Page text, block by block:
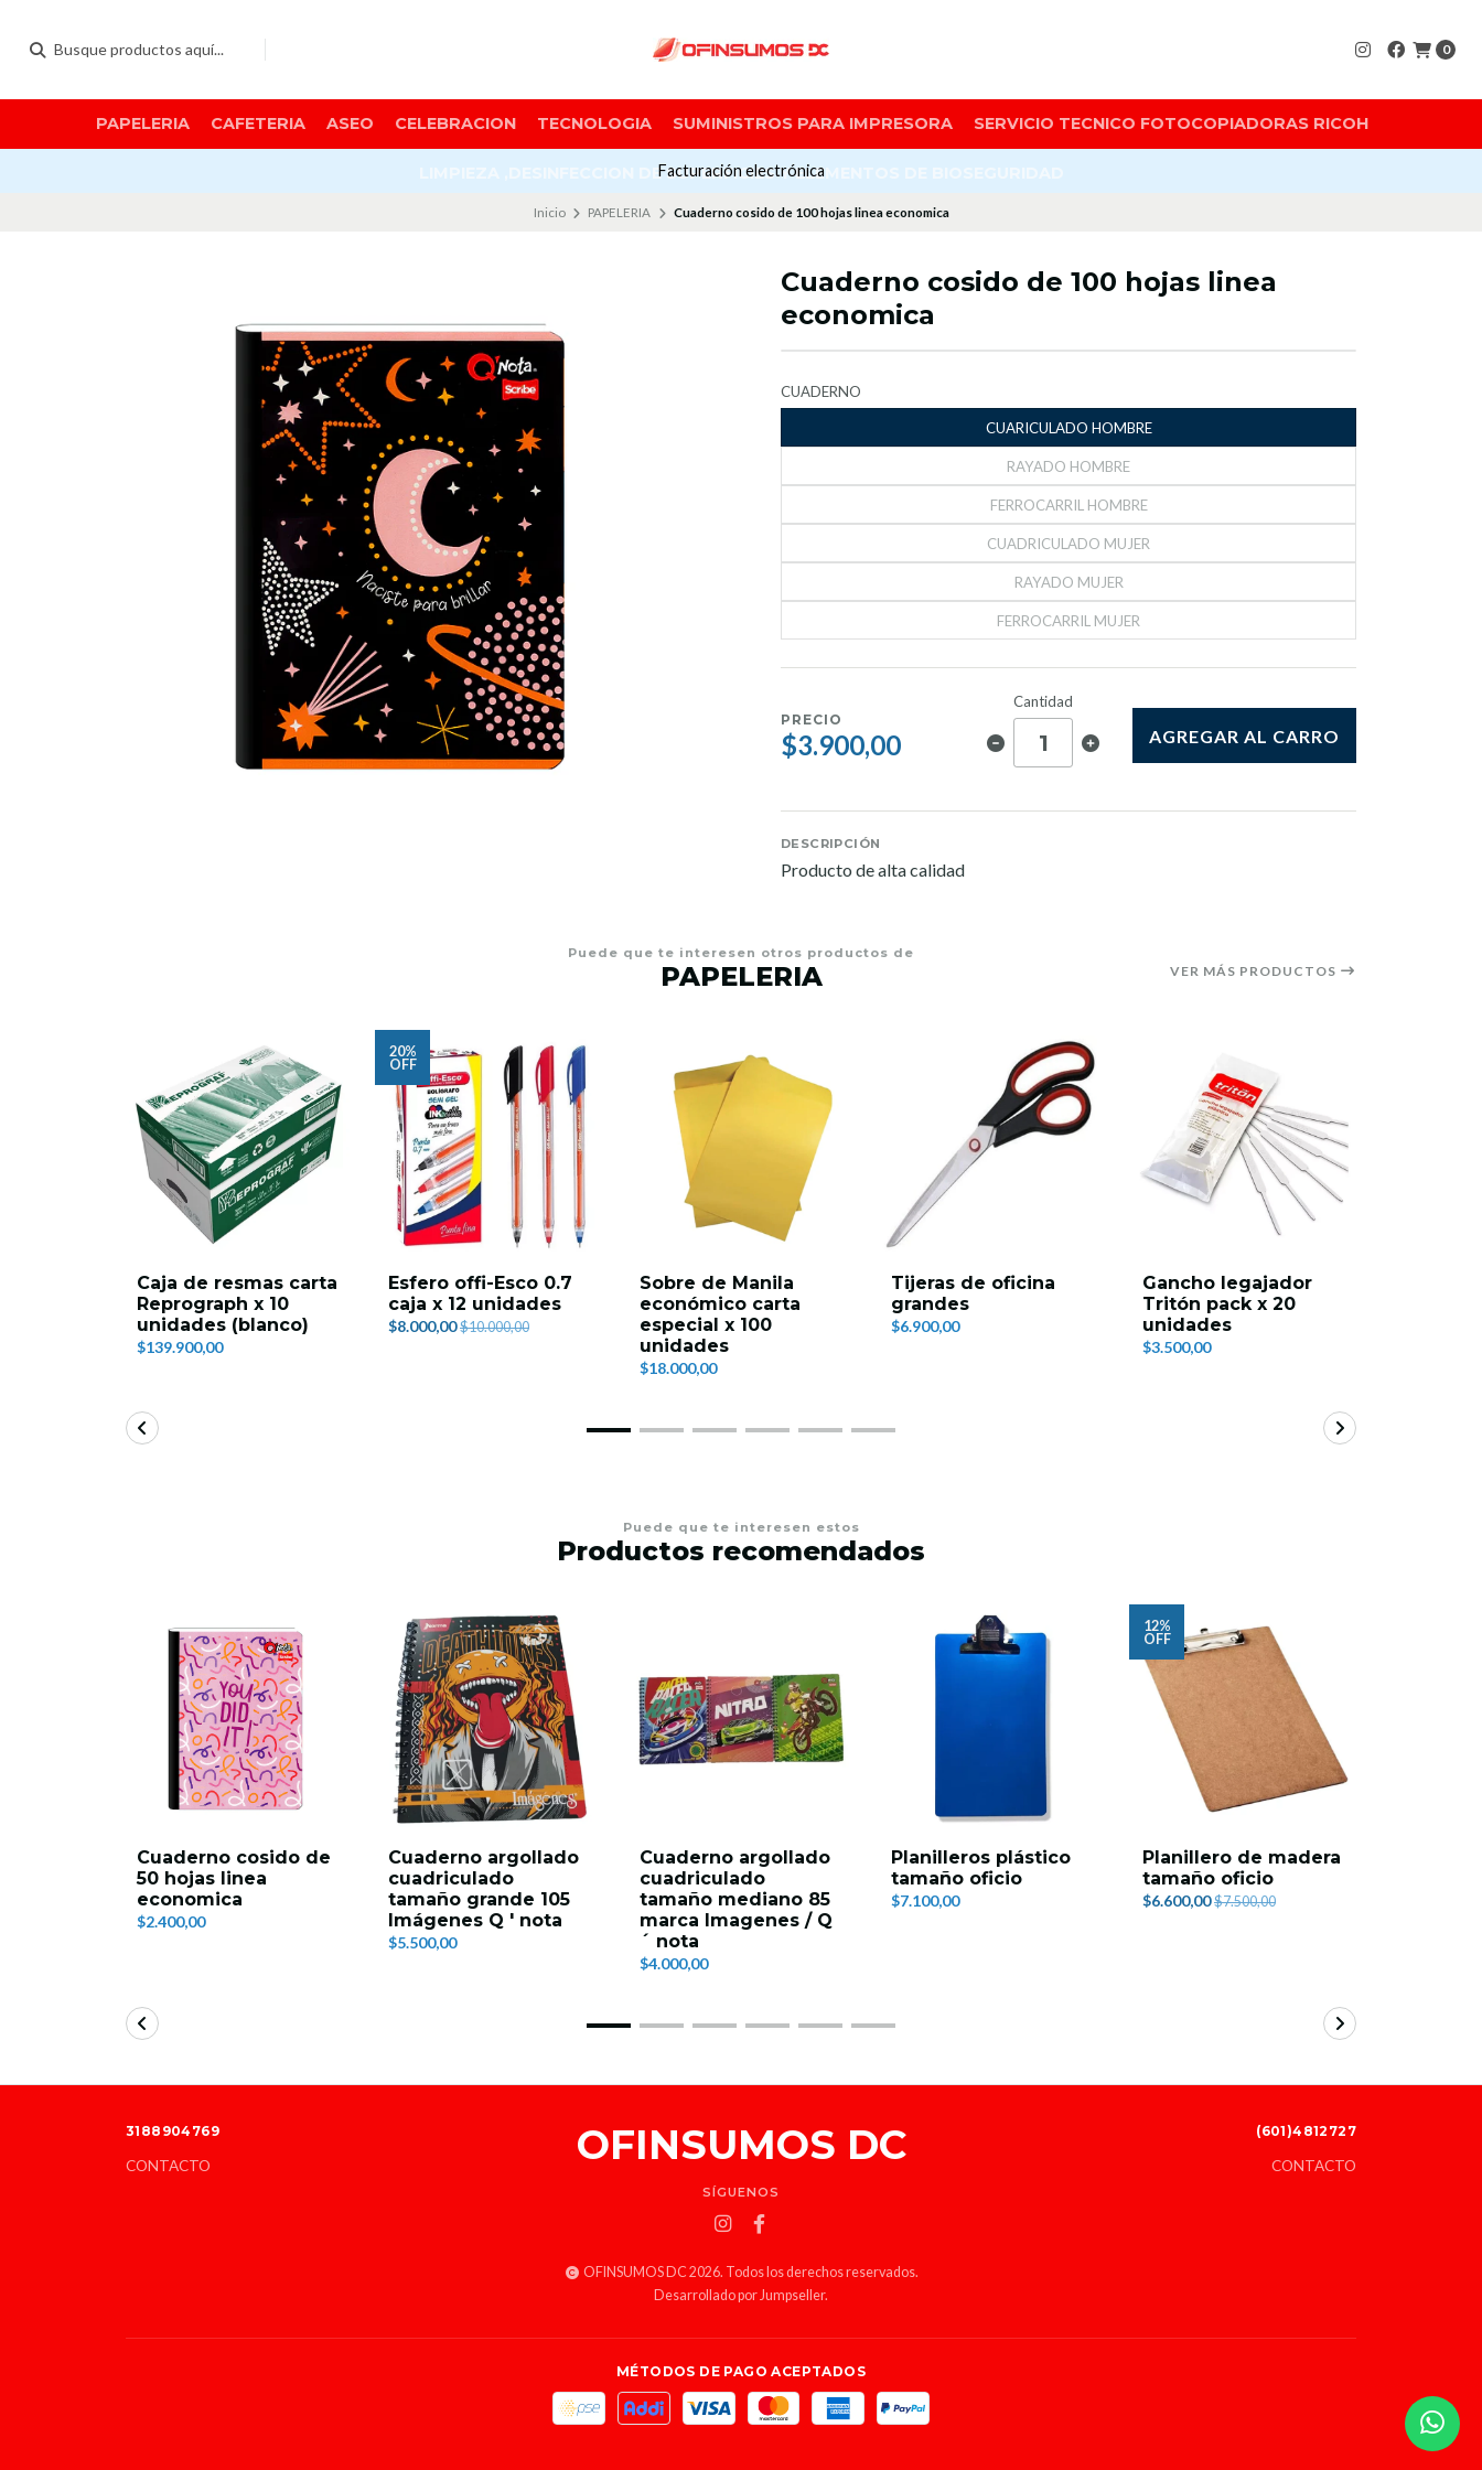
0
PAPELERIA CAFETERIA ASEO CELEBRACION TECNOLOGIA SUMINISTROS PARA IMPRESORA SERVICIO TECNICO FOTOCOPIADORAS RICOH
LIMPIEZA ,DESINFECCION DE SUPERFICIES Y ELEMENTOS DE BIOSEGURIDAD
Facturación electrónica
Inicio PAPELERIA Cuaderno cosido de 100 hojas linea economica
Cuaderno cosido de 100 hojas linea
economica
CUADERNO
CUARICULADO HOMBRE
RAYADO HOMBRE
FERROCARRIL HOMBRE
CUADRICULADO MUJER
RAYADO MUJER
FERROCARRIL MUJER
PRECIO
$3.900,00
Cantidad
AGREGAR AL CARRO
DESCRIPCIÓN
Producto de alta calidad
Puede que te interesen otros productos de
PAPELERIA VER MÁS PRODUCTOS
Caja de resmas carta
Reprograph x 10
unidades (blanco)
$139.900,00
20%
OFF
Esfero offi-Esco 0.7
caja x 12 unidades
$8.000,00 $10.000,00
Sobre de Manila
económico carta
especial x 100
unidades
$18.000,00
Tijeras de oficina
grandes
$6.900,00
Gancho legajador
Tritón pack x 20
unidades
$3.500,00
Puede que te interesen estos
Productos recomendados
Cuaderno cosido de
50 hojas linea
economica
$2.400,00
Cuaderno argollado
cuadriculado
tamaño grande 105
Imágenes Q ' nota
$5.500,00
Cuaderno argollado
cuadriculado
tamaño mediano 85
marca Imagenes / Q
´ nota
$4.000,00
Planilleros plástico
tamaño oficio
$7.100,00
12%
OFF
Planillero de madera
tamaño oficio
$6.600,00 $7.500,00
OFINSUMOS DC
SÍGUENOS
OFINSUMOS DC 2026. Todos los derechos reservados.
Desarrollado por Jumpseller.
3188904769
CONTACTO
(601)4812727
CONTACTO
MÉTODOS DE PAGO ACEPTADOS